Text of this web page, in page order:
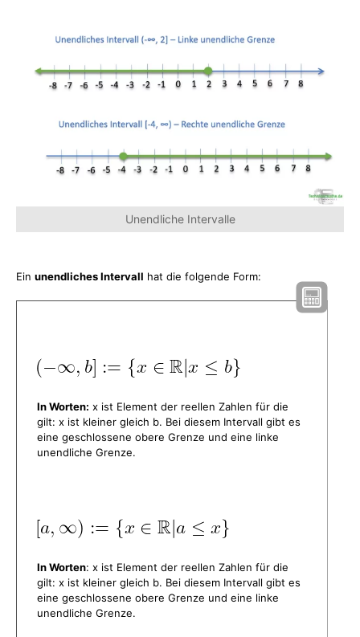
Unendliche Intervalle
Ein unendliches Intervall hat die folgende Form:
In Worten: x ist Element der reellen Zahlen für die
gilt: x ist kleiner gleich b. Bei diesem Intervall gibt es
eine geschlossene obere Grenze und eine linke
unendliche Grenze.
In Worten: x ist Element der reellen Zahlen für die
gilt: x ist kleiner gleich b. Bei diesem Intervall gibt es
eine geschlossene obere Grenze und eine linke
unendliche Grenze.